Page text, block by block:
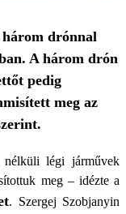
drónnal
A három drón
pedig
meg az
légi járművek
meg – idézte a
. Szergej Szobjanyin